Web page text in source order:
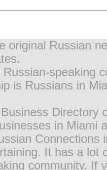
original Russian
speaking
is Russians in
Directory
in Miami
It has a
community. If